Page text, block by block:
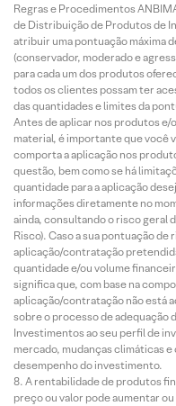
Regras e Procedimentos
de Distribuição de Produtos de
atribuir uma pontuação máxima
(conservador, moderado e
para cada um dos produtos
todos os clientes possam ter
das quantidades e limites da
Antes de aplicar nos produtos
material, é importante que você
comporta a aplicação nos
questão, bem como se há
quantidade para a aplicação
informações diretamente no
ainda, consultando o risco geral
Risco). Caso a sua pontuação
aplicação/contratação
quantidade e/ou volume
significa que, com base na
aplicação/contratação não está
sobre o processo de adequação
Investimentos ao seu perfil de
mercado, mudanças climáticas
desempenho do investimento.
A rentabilidade de produtos
preço ou valor pode aumentar